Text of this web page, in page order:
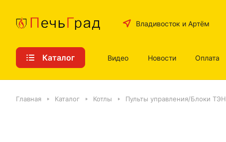
Владивосток и Артём
Каталог Видео Новости Оплата
Главная Каталог Котлы Пульты управления/Блоки ТЭН